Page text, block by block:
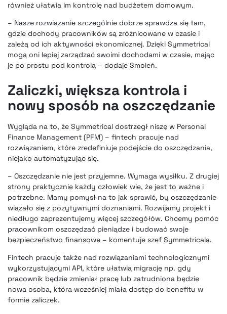
również ułatwia im kontrolę nad budżetem domowym.
– Nasze rozwiązanie szczególnie dobrze sprawdza się tam,
gdzie dochody pracowników są zróżnicowane w czasie i
zależą od ich aktywności ekonomicznej. Dzięki Symmetrical
mogą oni lepiej zarządzać swoimi dochodami w czasie, mając
je po prostu pod kontrolą – dodaje Smoleń.
Zaliczki, większa kontrola i
nowy sposób na oszczędzanie
Wygląda na to, że Symmetrical dostrzegł niszę w Personal
Finance Management (PFM) – fintech pracuje nad
rozwiązaniem, które zredefiniuje podejście do oszczędzania,
niejako automatyzując się.
– Oszczędzanie nie jest przyjemne. Wymaga wysiłku. Z drugiej
strony praktycznie każdy człowiek wie, że jest to ważne i
potrzebne. Mamy pomysł na to jak sprawić, by oszczędzanie
wiązało się z pozytywnymi doznaniami. Rozwijamy projekt i
niedługo zaprezentujemy więcej szczegółów. Chcemy pomóc
pracownikom oszczędzać pieniądze i budować swoje
bezpieczeństwo finansowe – komentuje szef Symmetricala.
Fintech pracuje także nad rozwiązaniami technologicznymi
wykorzystującymi API, które ułatwią migrację np. gdy
pracownik będzie zmieniał pracę lub zatrudniona będzie
nowa osoba, która wcześniej miała dostęp do benefitu w
formie zaliczek.